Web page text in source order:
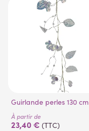
Guirlande perles 130 cm
À partir de
23,40 € (TTC)